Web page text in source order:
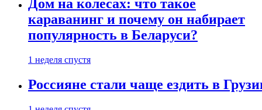
Дом на колесах: что такое
караванинг и почему он набирает
популярность в Беларуси?
1 неделя спустя
Россияне стали чаще ездить в